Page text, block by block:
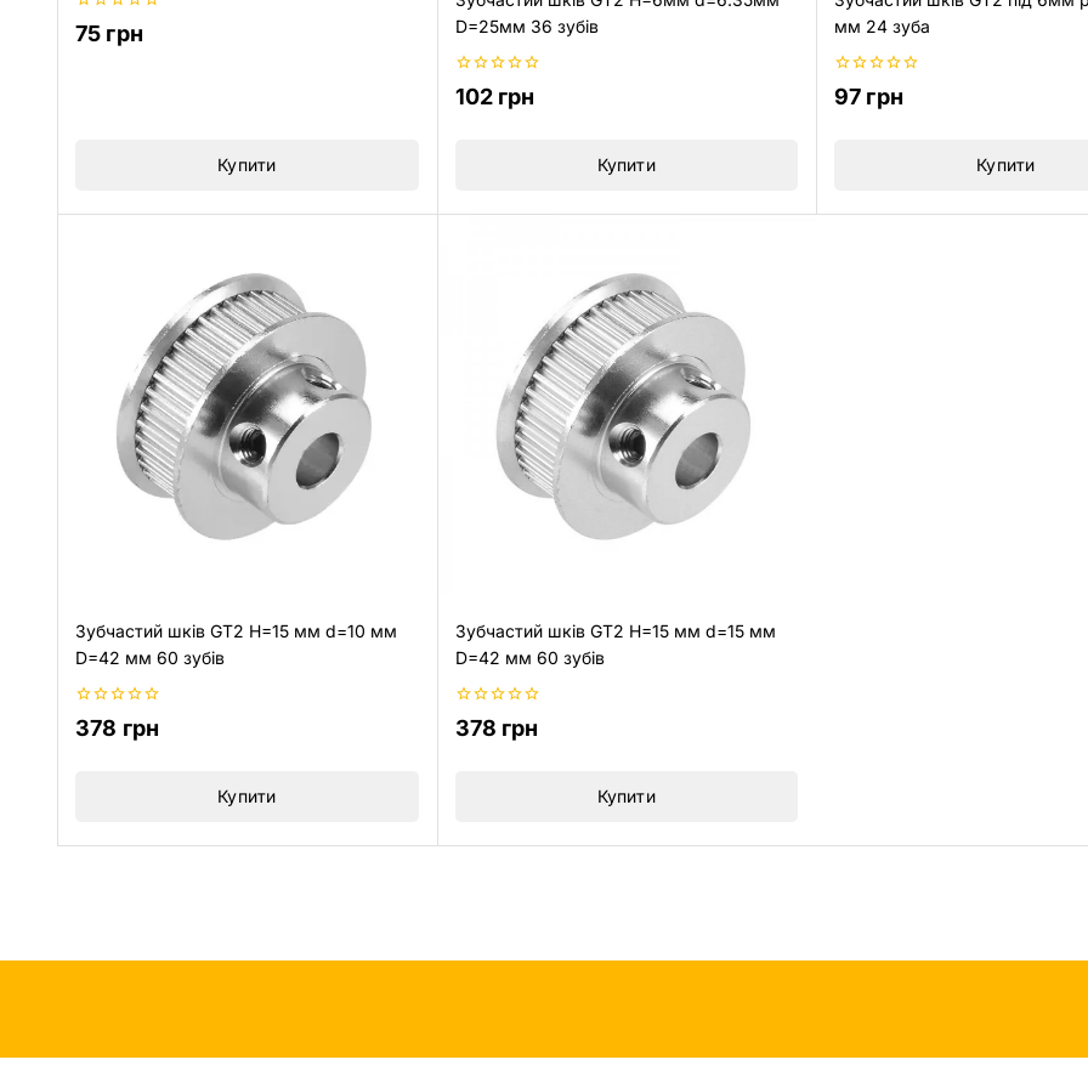
0
з
75 грн
Купити
D=25мм 36 зубів
0
з
102 грн
Купити
мм 24 зуба
0
з
97 грн
Купити
Зубчастий шків GT2 H=15 мм d=10 мм
D=42 мм 60 зубів
0
з
378 грн
Купити
Зубчастий шків GT2 H=15 мм d=15 мм
D=42 мм 60 зубів
0
з
378 грн
Купити